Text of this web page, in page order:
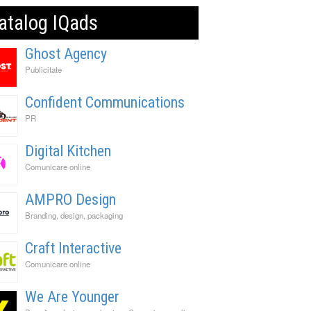
IQads
Ghost Agency
Publicitate
Confident Communications
PR
Digital Kitchen
Comunicare online
AMPRO Design
Branding, design, packaging
Craft Interactive
Comunicare online
We Are Younger